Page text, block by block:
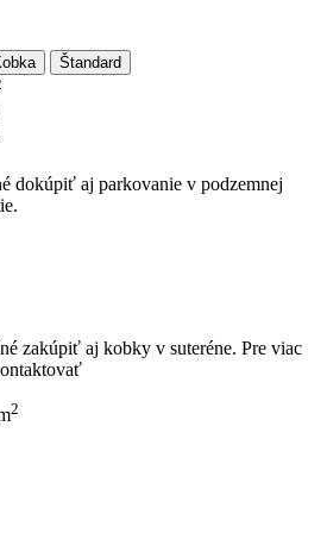
Štandard
dokúpiť aj parkovanie v podzemnej
zakúpiť aj kobky v suteréne. Pre viac
2